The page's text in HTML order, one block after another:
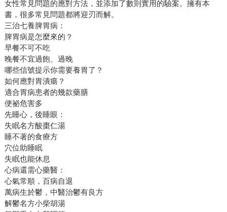
女性常見問題的應對方法，並添加了數則實用的驗案。擁有本
書，很多常見問題都將迎刃而解。
三治七養脾胃病：
脾胃病是怎麼來的？
早餐不可不吃
晚餐不宜過飽、過晚
哪些信號提示你需要養胃了？
如何應對胃潰瘍？
適合胃病患者的幾款藥膳
便祕危害多
先睡心，後睡眼：
失眠名方酸棗仁湯
睡不著的食療方
穴位助睡眠
失眠也能休息
心病還需心藥醫：
心氣常順，百病自退
萬病生於鬱，中醫治鬱有良方
解鬱名方小柴胡湯